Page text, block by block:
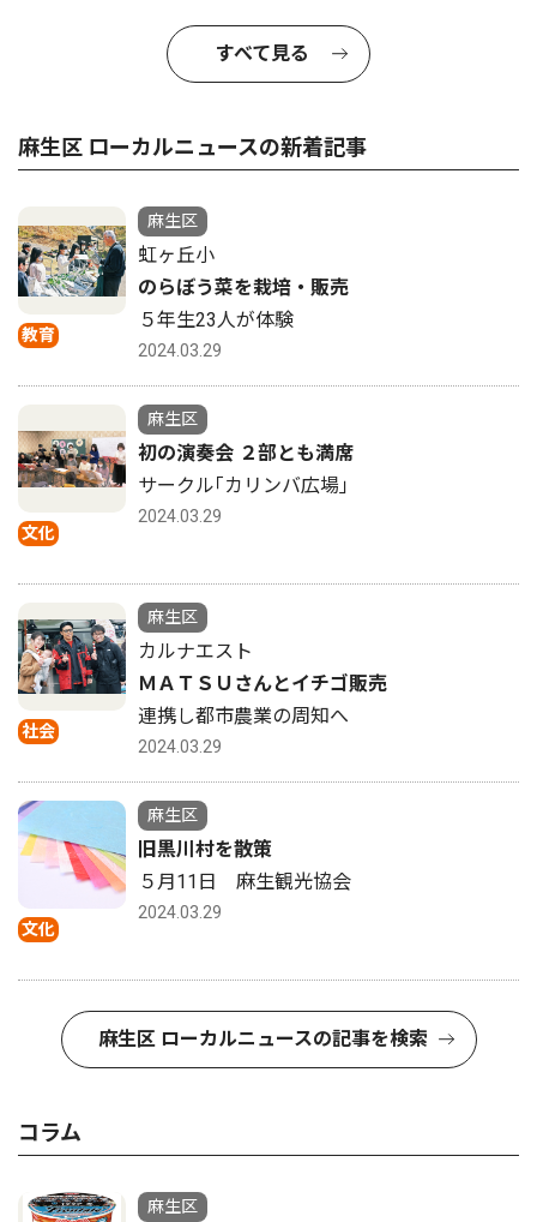
すべて見る
麻生区 ローカルニュースの新着記事
教育
麻生区
虹ヶ丘小
のらぼう菜を栽培・販売
５年生23人が体験
2024.03.29
文化
麻生区
初の演奏会 ２部とも満席
サークル｢カリンバ広場｣
2024.03.29
社会
麻生区
カルナエスト
ＭＡＴＳＵさんとイチゴ販売
連携し都市農業の周知へ
2024.03.29
文化
麻生区
旧黒川村を散策
５月11日 麻生観光協会
2024.03.29
麻生区 ローカルニュースの記事を検索
コラム
麻生区